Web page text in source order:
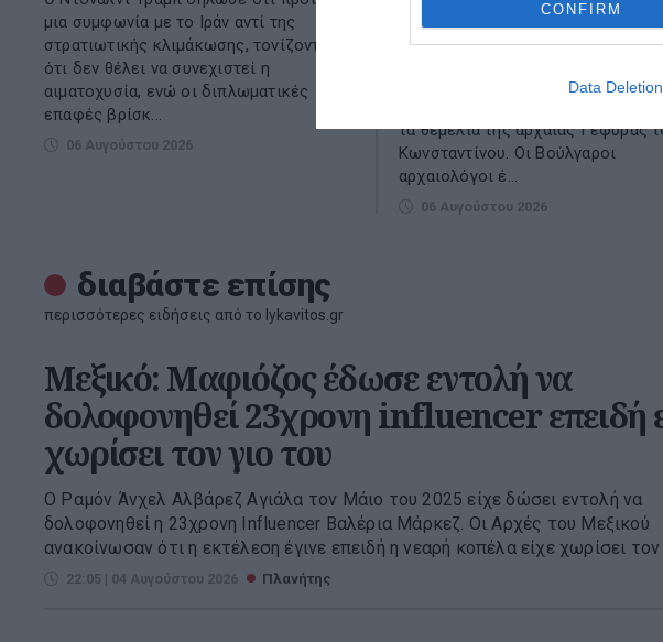
CONFIRM
Data Deletion
μια συμφωνία με το Ιράν αντί της
στρατιωτικής κλιμάκωσης, τονίζοντας
ότι δεν θέλει να συνεχιστεί η
αιματοχυσία, ενώ οι διπλωματικές
επαφές βρίσκ...
06 Αυγούστου 2026
(Photos)
Δούναβη έχει πέσει σε χαμηλά
τα θεμέλια της αρχαίας Γέφυρας
Κωνσταντίνου. Οι Βούλγαροι
αρχαιολόγοι έ...
06 Αυγούστου 2026
διαβάστε επίσης
περισσότερες ειδήσεις από το lykavitos.gr
Μεξικό: Μαφιόζος έδωσε εντολή να
δολοφονηθεί 23χρονη influencer επειδή
χωρίσει τον γιο του
Ο Ραμόν Άνχελ Αλβάρεζ Αγιάλα τον Μάιο του 2025 είχε δώσει εντολή να
δολοφονηθεί η 23χρονη Influencer Βαλέρια Μάρκεζ. Οι Αρχές του Μεξικού
ανακοίνωσαν ότι η εκτέλεση έγινε επειδή η νεαρή κοπέλα είχε χωρίσει τον
22:05 | 04 Αυγούστου 2026 Πλανήτης